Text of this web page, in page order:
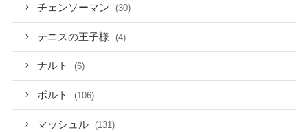
チェンソーマン (30)
テニスの王子様 (4)
ナルト (6)
ボルト (106)
マッシュル (131)